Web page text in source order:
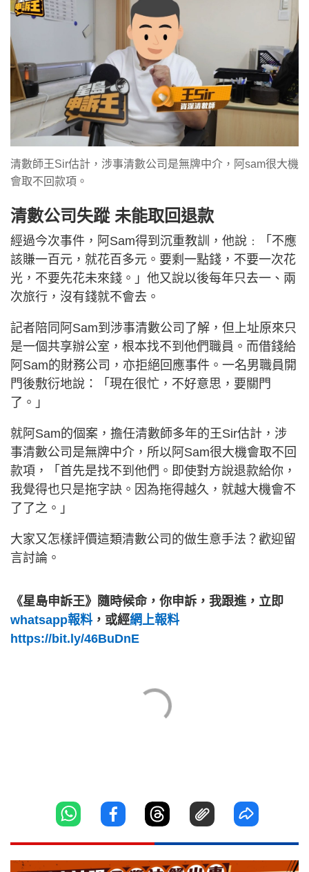
清數師王Sir估計，涉事清數公司是無牌中介，阿sam很大機
會取不回款項。
清數公司失蹤 未能取回退款
經過今次事件，阿Sam得到沉重教訓，他說﹕「不應
該賺一百元，就花百多元。要剩一點錢，不要一次花
光，不要先花未來錢。」他又說以後每年只去一、兩
次旅行，沒有錢就不會去。
記者陪同阿Sam到涉事清數公司了解，但上址原來只
是一個共享辦公室，根本找不到他們職員。而借錢給
阿Sam的財務公司，亦拒絕回應事件。一名男職員開
門後敷衍地說：「現在很忙，不好意思，要關門
了。」
就阿Sam的個案，擔任清數師多年的王Sir估計，涉
事清數公司是無牌中介，所以阿Sam很大機會取不回
款項，「首先是找不到他們。即使對方說退款給你，
我覺得也只是拖字訣。因為拖得越久，就越大機會不
了了之。」
大家又怎樣評價這類清數公司的做生意手法？歡迎留
言討論。
《星島申訴王》隨時候命，你申訴，我跟進，立即
whatsapp報料，或經網上報料
https://bit.ly/46BuDnE